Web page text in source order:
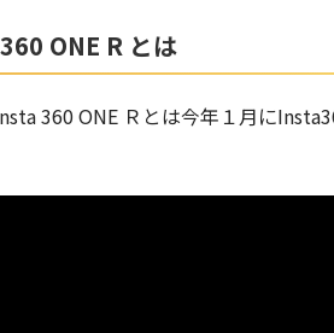
ONE R とは
360 ONE Ｒとは今年１月に